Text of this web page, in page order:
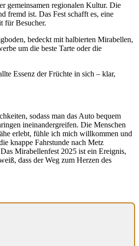
gemeinsamen regionalen Kultur. Die
fremd ist. Das Fest schafft es, eine
für Besucher.
bedeckt mit halbierten Mirabellen,
um die beste Tarte oder die
Essenz der Früchte in sich – klar,
sodass man das Auto bequem
ineinandergreifen. Die Menschen
erlebt, fühle ich mich willkommen und
knappe Fahrstunde nach Metz
Mirabellenfest 2025 ist ein Ereignis,
dass der Weg zum Herzen des